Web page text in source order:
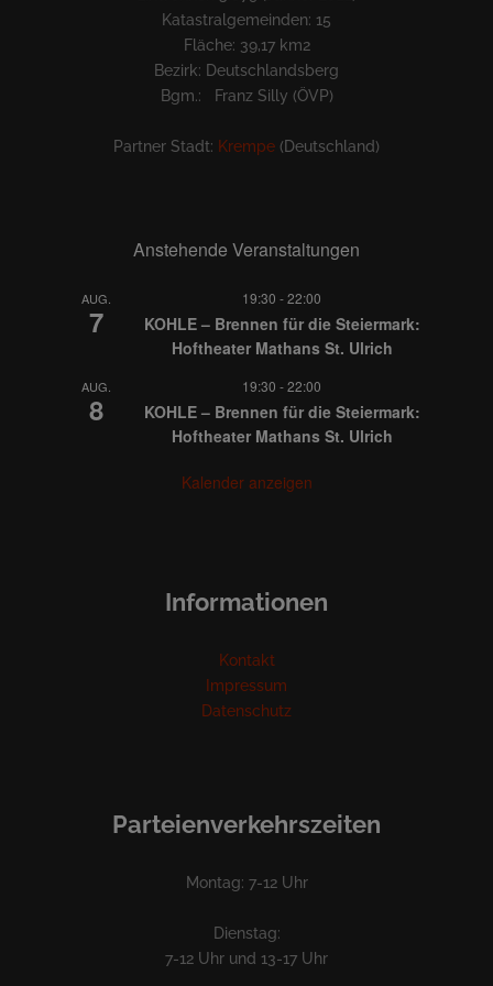
Katastralgemeinden: 15
Fläche: 39,17 km2
Bezirk: Deutschlandsberg
Bgm.: Franz Silly (ÖVP)
Partner Stadt: Krempe (Deutschland)
Anstehende Veranstaltungen
AUG.
7
19:30 -22:00
KOHLE – Brennen für die Steiermark:
Hoftheater Mathans St. Ulrich
AUG.
8
19:30 -22:00
KOHLE – Brennen für die Steiermark:
Hoftheater Mathans St. Ulrich
Kalender anzeigen
Informationen
Kontakt
Impressum
Datenschutz
Parteienverkehrszeiten
Montag: 7-12 Uhr
Dienstag:
7-12 Uhr und 13-17 Uhr